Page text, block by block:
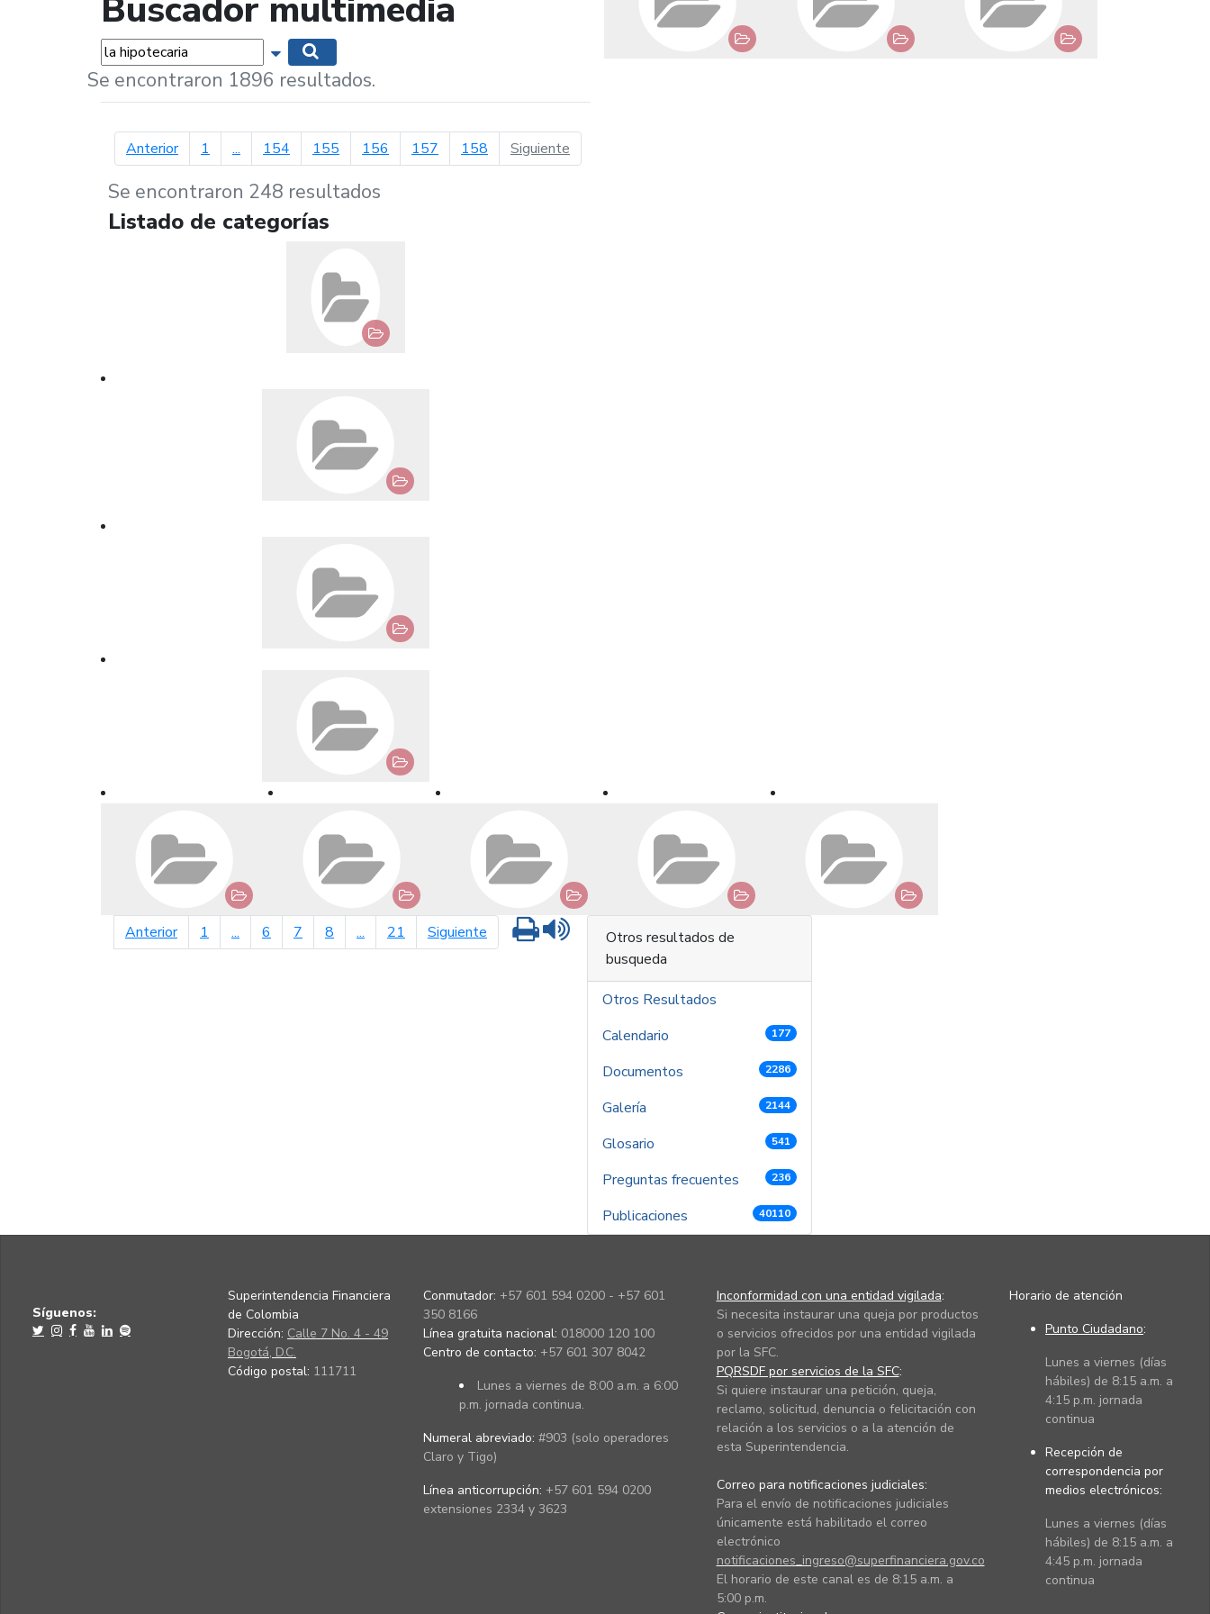
Buscador multimedia
Palabras... Mostrar opciones de búsqueda
Se encontraron 1896 resultados.
Anteriorpágina anterior
1 ... 154 155 156 157 158 Siguiente
Se encontraron 248 resultados
Listado de categorías
Anteriorpágina anterior
1 ... 6 7 8 ... 21 Siguientepágina siguiente
Imprimir
Otros resultados de
busqueda
Otros Resultados
Calendario
177
Documentos 2286
Galería 2144
Glosario 541
Preguntas frecuentes 236
Publicaciones 40110
Síguenos:
Superintendencia Financiera
de Colombia
Dirección: Calle 7 No. 4 - 49
Bogotá, D.C.
Código postal: 111711
Conmutador: +57 601 594 0200 - +57 601
350 8166
Línea gratuita nacional: 018000 120 100
Centro de contacto: +57 601 307 8042
Lunes a viernes de 8:00 a.m. a 6:00
p.m. jornada continua.
Numeral abreviado: #903 (solo operadores
Claro y Tigo)
Línea anticorrupción: +57 601 594 0200
extensiones 2334 y 3623
Inconformidad con una entidad vigilada:
Si necesita instaurar una queja por productos
o servicios ofrecidos por una entidad vigilada
por la SFC.
PQRSDF por servicios de la SFC:
Si quiere instaurar una petición, queja,
reclamo, solicitud, denuncia o felicitación con
relación a los servicios o a la atención de
esta Superintendencia.
Correo para notificaciones judiciales:
Para el envío de notificaciones judiciales
únicamente está habilitado el correo
electrónico
notificaciones_ingreso@superfinanciera.gov.co
El horario de este canal es de 8:15 a.m. a
5:00 p.m.
Horario de atención
Punto Ciudadano:
Lunes a viernes (días
hábiles) de 8:15 a.m. a
4:15 p.m. jornada
continua
Recepción de
correspondencia por
medios electrónicos:
Lunes a viernes (días
hábiles) de 8:15 a.m. a
4:45 p.m. jornada
continua